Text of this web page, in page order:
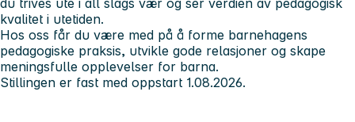
kvalitet i utetiden.
Hos oss får du være med på å forme barnehagens
pedagogiske praksis, utvikle gode relasjoner og skape
meningsfulle opplevelser for barna.
Stillingen er fast med oppstart 1.08.2026.